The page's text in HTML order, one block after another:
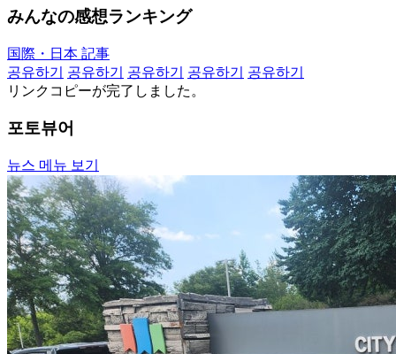
みんなの感想ランキング
国際・日本 記事
공유하기
공유하기 공유하기 공유하기
공유하기
リンクコピーが完了しました。
포토뷰어
뉴스 메뉴 보기